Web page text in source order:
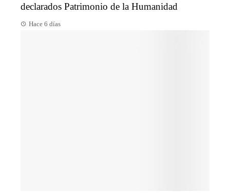
declarados Patrimonio de la Humanidad
Hace 6 días